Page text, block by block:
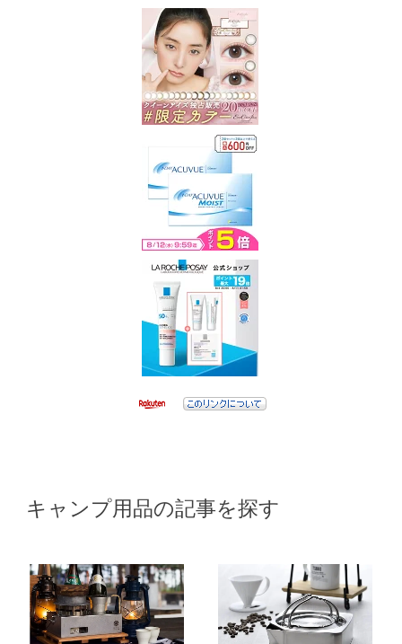
キャンプ用品の記事を探す